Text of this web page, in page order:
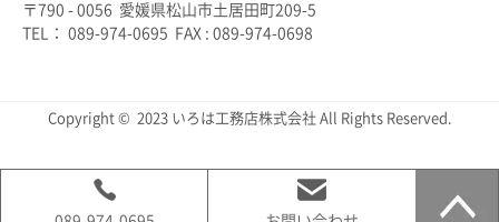
〒790 - 0056 愛媛県松山市土居田町209-5
TEL： 089-974-0695 FAX : 089-974-0698
Copyright © 2023 いろは工務店株式会社 All Rights Reserved.